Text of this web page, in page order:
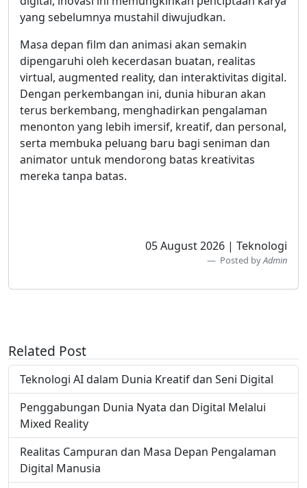
yang sebelumnya mustahil diwujudkan.
Masa depan film dan animasi akan semakin
dipengaruhi oleh kecerdasan buatan, realitas
virtual, augmented reality, dan interaktivitas digital.
Dengan perkembangan ini, dunia hiburan akan
terus berkembang, menghadirkan pengalaman
menonton yang lebih imersif, kreatif, dan personal,
serta membuka peluang baru bagi seniman dan
animator untuk mendorong batas kreativitas
mereka tanpa batas.
05 August 2026 | Teknologi
Posted byAdmin
Related Post
Teknologi AI dalam Dunia Kreatif dan Seni Digital
Penggabungan Dunia Nyata dan Digital Melalui
Mixed Reality
Realitas Campuran dan Masa Depan Pengalaman
Digital Manusia